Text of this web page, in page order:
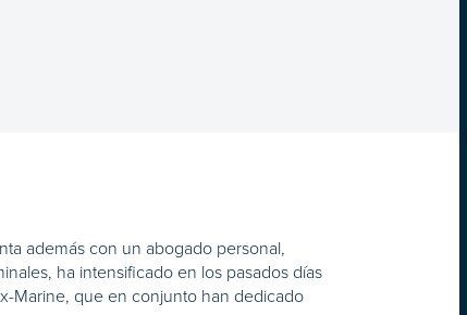
además con un abogado personal,
ha intensificado en los pasados días
Marine, que en conjunto han dedicado